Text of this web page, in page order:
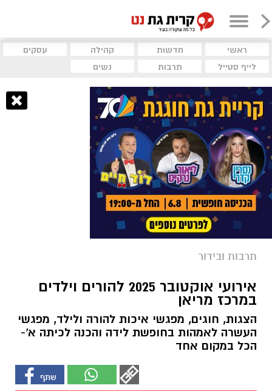
ראשי חדשות קהילה
עסקים
לייף סטייל
תרבות נשים
תרבות ובידור
אירועי אוקטובר 2025 להורים וילדים
במרכז מריאן
הצגות, חוגים, מפגשי איכות להורה ולילד, מפגשי
העשרה לאמהות בחופשת לידה והכנה לכיתה א'-
הכל במקום אחד